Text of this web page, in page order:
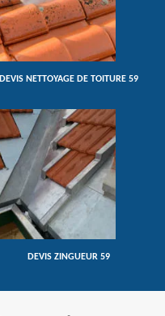
DEVIS NETTOYAGE DE TOITURE 59
DEVIS ZINGUEUR 59